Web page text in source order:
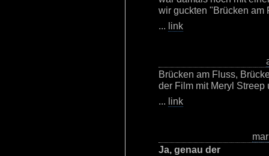
wir guckten "Brücken am
... link
Brücken am Fluss,
der Film mit Meryl
... link
Ja, genau der